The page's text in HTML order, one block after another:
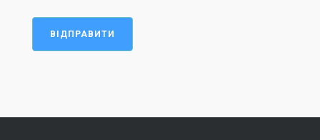
ВІДПРАВИТИ